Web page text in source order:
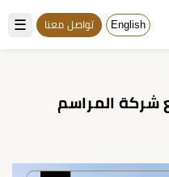
☰ English تواصل معنا
شركة المراسم